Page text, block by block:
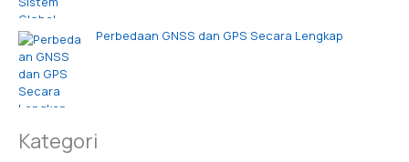
Perbedaan GNSS dan GPS Secara Lengkap
Kategori